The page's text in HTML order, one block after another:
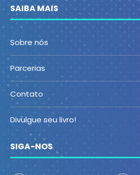
SAIBA MAIS
Sobre nós
Parcerias
Contato
Divulgue seu livro!
SIGA-NOS